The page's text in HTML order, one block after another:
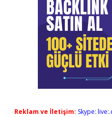
Reklam ve İletişim: Skype: